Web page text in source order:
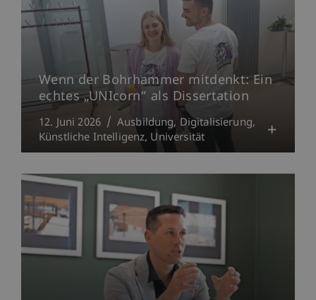
Wenn der Bohrhammer mitdenkt: Ein
echtes „UNIcorn“ als Dissertation
12. Juni 2026 Ausbildung Digitalisierung
Künstliche Intelligenz Universität